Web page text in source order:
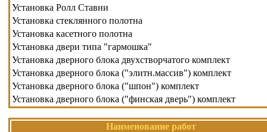
Установка Ролл Ставни
Установка стеклянного полотна
Установка касетного полотна
Установка двери типа "гармошка"
Установка дверного блока двухстворчатого комплект
Установка дверного блока ("элитн.массив") комплект
Установка дверного блока ("шпон") комплект
Установка дверного блока ("финская дверь") комплект
Наименование работ